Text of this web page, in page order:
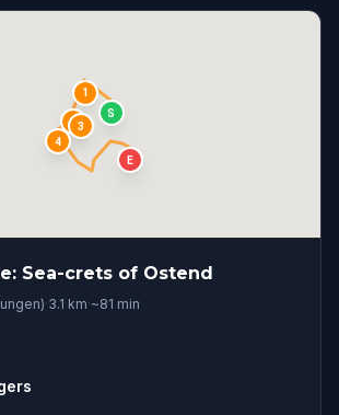
S
1
2 3
4
E
Sea-crets of Ostend
·3.1 km·~81 min